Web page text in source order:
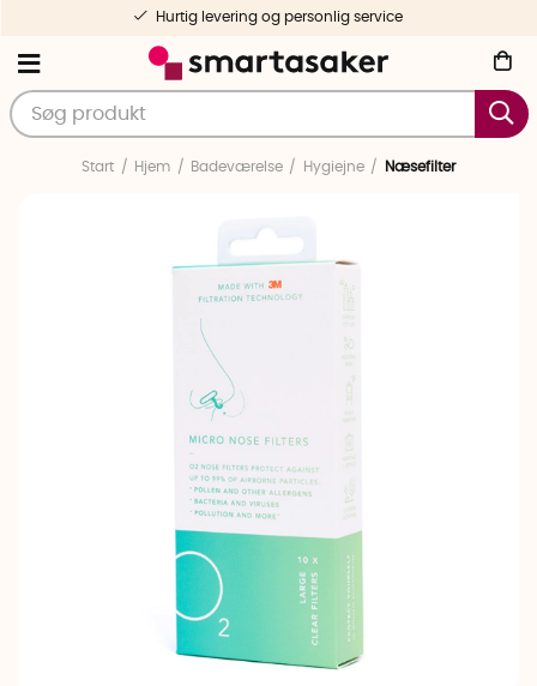
Hurtig levering og personlig service
Start Hjem Badeværelse Hygiejne Næsefilter